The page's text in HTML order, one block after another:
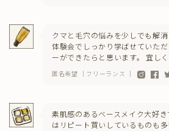
クマと毛穴の悩みを少しでも解
体験会でしっかり学ばせていた
ーができたらと思います。 宜し
匿名希望 ｜フリーランス ｜
素肌感のあるベースメイク大好
はリピート買いしているものも